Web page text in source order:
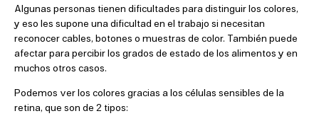
Algunas personas tienen dificultades para distinguir los colores,
y eso les supone una dificultad en el trabajo si necesitan
reconocer cables, botones o muestras de color. También puede
afectar para percibir los grados de estado de los alimentos y en
muchos otros casos.
Podemos ver los colores gracias a los células sensibles de la
retina, que son de 2 tipos: